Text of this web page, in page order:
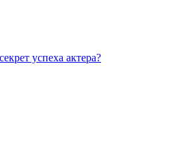
успеха актера?